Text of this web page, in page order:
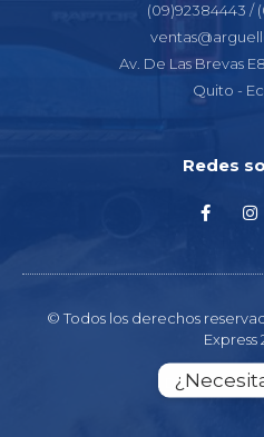
(09)92384443 /
Av. De Las Brevas
Quito -
Redes
© Todos los derechos
Express
I Diseño web: